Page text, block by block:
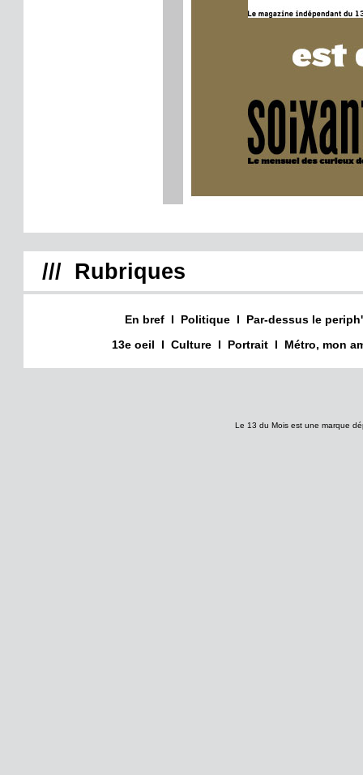
/// Rubriques
En bref I Politique I
Par-dessus le periph'
13e oeil
I Culture I Portrait I Métro, mon
Le 13 du Mois est une marque